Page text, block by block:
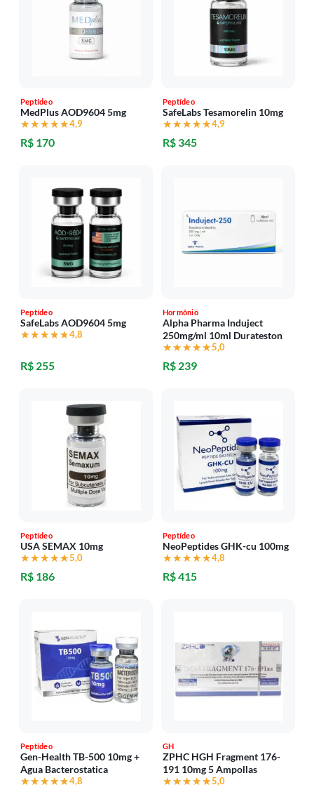
Peptídeo
MedPlus AOD9604 5mg
★★★★★
★★★★★4,9
R$ 170
Peptídeo
SafeLabs Tesamorelin 10mg
★★★★★
★★★★★4,9
R$ 345
Peptídeo
SafeLabs AOD9604 5mg
★★★★★
★★★★★4,8
R$ 255
Hormônio
Alpha Pharma Induject
250mg/ml 10ml Durateston
★★★★★
★★★★★5,0
R$ 239
Peptídeo
USA SEMAX 10mg
★★★★★
★★★★★5,0
R$ 186
Peptídeo
NeoPeptides GHK-cu 100mg
★★★★★
★★★★★4,8
R$ 415
Peptídeo
Gen-Health TB-500 10mg +
Agua Bacterostatica
★★★★★
★★★★★4,8
GH
ZPHC HGH Fragment 176-
191 10mg 5 Ampollas
★★★★★
★★★★★5,0